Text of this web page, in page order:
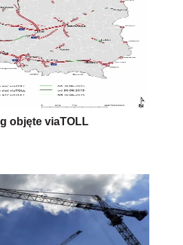
objęte viaTOLL